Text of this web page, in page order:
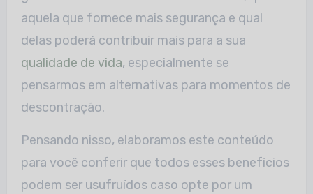
aquela que fornece mais segurança e qual
delas poderá contribuir mais para a sua
qualidade de vida, especialmente se
pensarmos em alternativas para momentos de
descontração.
Pensando nisso, elaboramos este conteúdo
para você conferir que todos esses benefícios
podem ser usufruídos caso opte por um